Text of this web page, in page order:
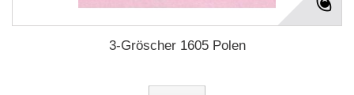
3-Gröscher 1605 Polen